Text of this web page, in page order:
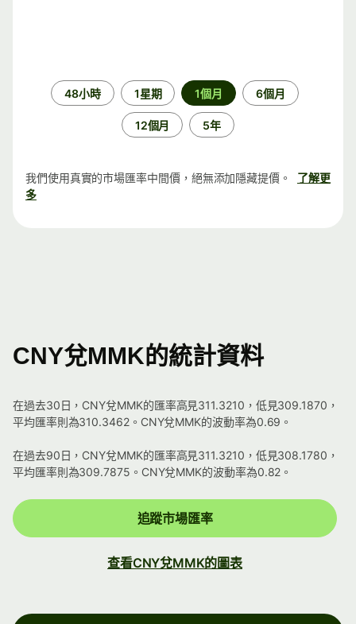
48小時 1星期 1個月 6個月
12個月 5年
我們使用真實的市場匯率中間價，絕無添加隱藏提價。
了解更
多
CNY兌MMK的統計資料
在過去30日，CNY兌MMK的匯率高見311.3210，低見309.1870，
平均匯率則為310.3462。CNY兌MMK的波動率為0.69。
在過去90日，CNY兌MMK的匯率高見311.3210，低見308.1780，
平均匯率則為309.7875。CNY兌MMK的波動率為0.82。
追蹤市場匯率
查看CNY兌MMK的圖表